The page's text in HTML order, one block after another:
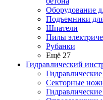
Оборудование
Подъемники
Шпатели
Пилы
Рубанки
Ещё 27
Гидравлический
Секторные